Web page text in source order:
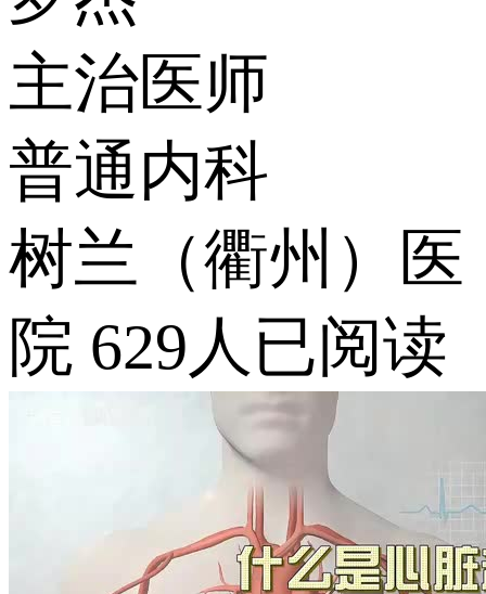
主治医师
普通内科
树兰（衢州）医
院 629人已阅读